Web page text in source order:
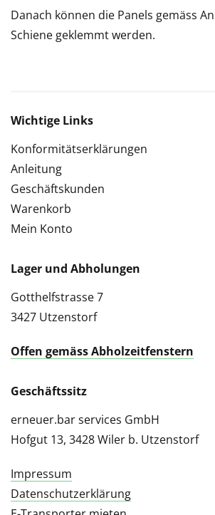
Danach können die Panels gemäss
Schiene geklemmt werden.
Wichtige Links
Konformitätserklärungen
Anleitung
Geschäftskunden
Warenkorb
Mein Konto
Lager und Abholungen
Gotthelfstrasse 7
3427 Utzenstorf
Offen gemäss Abholzeitfenstern
Geschäftssitz
erneuer.bar services GmbH
Hofgut 13, 3428 Wiler b. Utzenstorf
Impressum
Datenschutzerklärung